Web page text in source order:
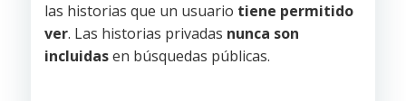
las historias que un usuario tiene permitido
ver. Las historias privadas nunca son
incluidasen búsquedas públicas.